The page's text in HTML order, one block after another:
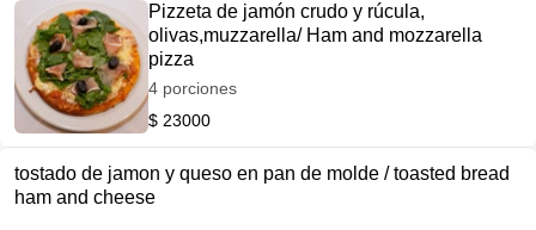
Pizzeta de jamón crudo y rúcula,
olivas,muzzarella/ Ham and mozzarella
pizza
4 porciones
$ 23000
tostado de jamon y queso en pan de molde / toasted bread
ham and cheese